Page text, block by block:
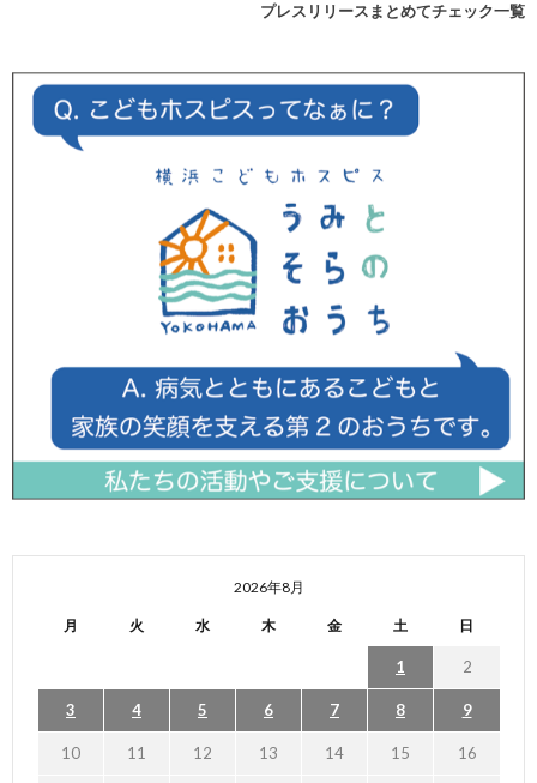
プレスリリースまとめてチェック一覧
2026年8月
月 火 水 木 金 土 日
1 2
3 4 5 6 7 8 9
10 11 12 13 14 15 16